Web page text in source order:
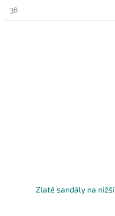
36
Zlaté sandály na